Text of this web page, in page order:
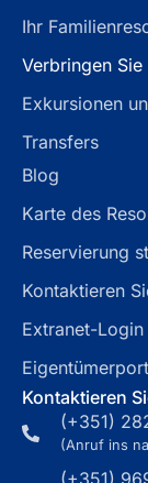
Ihr
Verbringen
Exkursionen
Transfers
Blog
Karte des
Reservierung
Kontaktieren
Extranet-Login
Kontaktieren
(+351)
(Anruf ins
(+351)